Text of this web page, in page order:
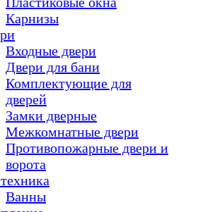
Карнизы
Входные двери
Двери для бани
Комплектующие для
дверей
Замки дверные
Межкомнатные двери
Противопожарные двери и
ворота
Ванны